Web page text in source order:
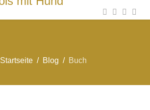
Startseite Blog Buch